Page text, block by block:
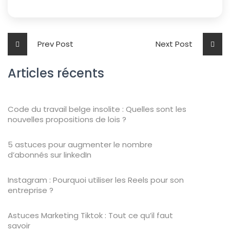
Prev Post Next Post
Articles récents
Code du travail belge insolite : Quelles sont les
nouvelles propositions de lois ?
5 astuces pour augmenter le nombre
d’abonnés sur linkedIn
Instagram : Pourquoi utiliser les Reels pour son
entreprise ?
Astuces Marketing Tiktok : Tout ce qu’il faut
savoir